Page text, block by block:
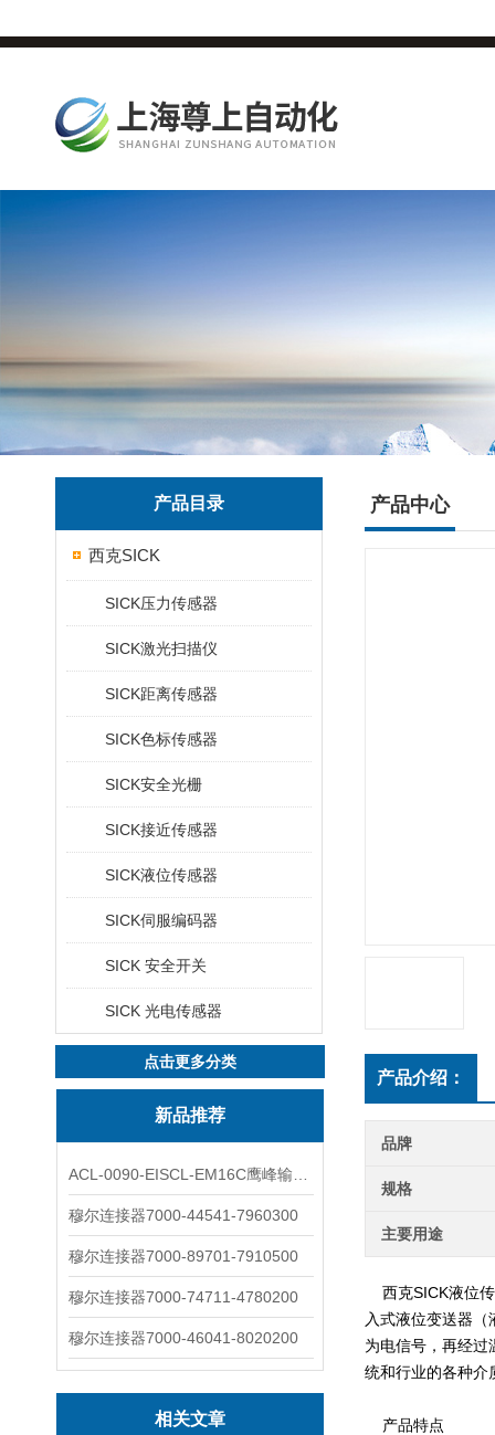
产品目录
西克SICK
SICK压力传感器
SICK激光扫描仪
SICK距离传感器
SICK色标传感器
SICK安全光栅
SICK接近传感器
SICK液位传感器
SICK伺服编码器
SICK 安全开关
SICK 光电传感器
点击更多分类
新品推荐
穆尔连接器7000-44541-7960300
穆尔连接器7000-89701-7910500
穆尔连接器7000-74711-4780200
穆尔连接器7000-46041-8020200
相关文章
产品中心
产品介绍：
品牌
规格
主要用途
西克SICK液位传
入式液位变送器
为电信号，再经过
统和行业的各种介
产品特点